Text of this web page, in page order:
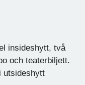
insideshytt, två
och teaterbiljett.
utsideshytt